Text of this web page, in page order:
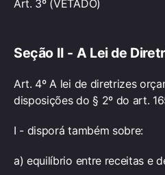
Art. 3º (VETADO)
Seção II - A Lei de
Art. 4º A lei de diretrizes
disposições do § 2º do art.
I - disporá também sobre:
a) equilíbrio entre receitas e